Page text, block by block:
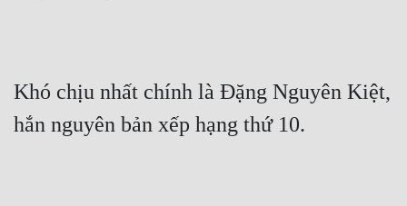
Khó chịu nhất chính là Đặng Nguyên Kiệt,
hắn nguyên bản xếp hạng thứ 10.